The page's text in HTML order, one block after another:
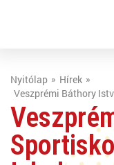
Nyitólap
Hírek
Veszprémi Báthory